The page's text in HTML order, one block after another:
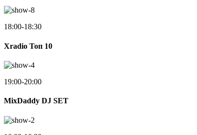
18:00-18:30
Xradio Топ 10
19:00-20:00
MixDaddy DJ SET